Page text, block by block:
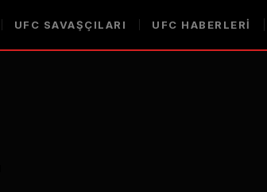
UFC SAVAŞÇILARI UFC HABERLERI